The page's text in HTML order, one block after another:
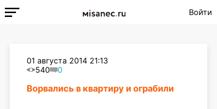
Войти
01 августа 2014 21:13
540
0
Ворвались в квартиру и ограбили